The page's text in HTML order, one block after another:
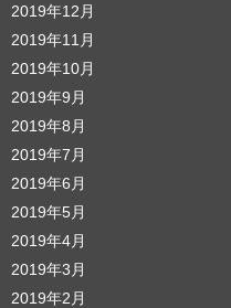
2019年12月
2019年11月
2019年10月
2019年9月
2019年8月
2019年7月
2019年6月
2019年5月
2019年4月
2019年3月
2019年2月